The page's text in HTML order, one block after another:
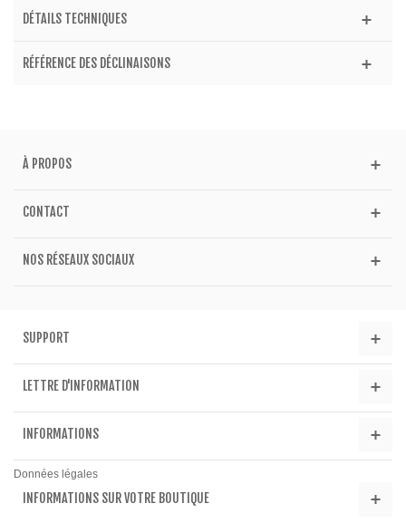
DÉTAILS TECHNIQUES
RÉFÉRENCE DES DÉCLINAISONS
À PROPOS
CONTACT
NOS RÉSEAUX SOCIAUX
SUPPORT
LETTRE D'INFORMATION
INFORMATIONS
Données légales
INFORMATIONS SUR VOTRE BOUTIQUE